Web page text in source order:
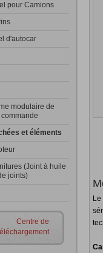
pour Camions
d'autocar
modulaire de
et éléments
(Joint à huile
joints)
Centre de